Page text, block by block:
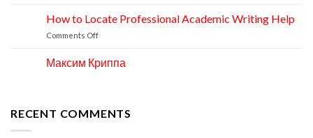
How to Locate Professional Academic Writing Help
Comments Offon
Help
Максим Криппа
RECENT COMMENTS